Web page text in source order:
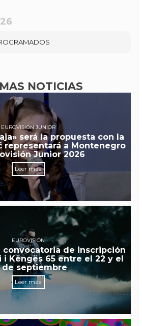
NOTICIAS
EUROVISIÓN JUNIOR
será la propuesta con la
representará a Montenegro
Junior 2026
Leer más
EUROVISIÓN
convocatoria de inscripción
i Këngës 65 entre el 22 y el
de septiembre
Leer más